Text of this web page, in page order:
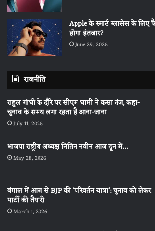
Apple के स्मार्ट ग्लासेस के लिए
होगा इंतजार?
June 29, 2026
राजनीति
राहुल गांधी के दौरे पर सीएम धामी ने कसा तंज, कहा-
चुनाव के समय लगा रहता है आना-जाना
July 11, 2026
भाजपा राष्ट्रीय अध्यक्ष नितिन नवीन आज दून में…
May 28, 2026
बंगाल में आज से BJP की ‘परिवर्तन यात्रा’: चुनाव को लेकर
पार्टी की तैयारी
March 1, 2026